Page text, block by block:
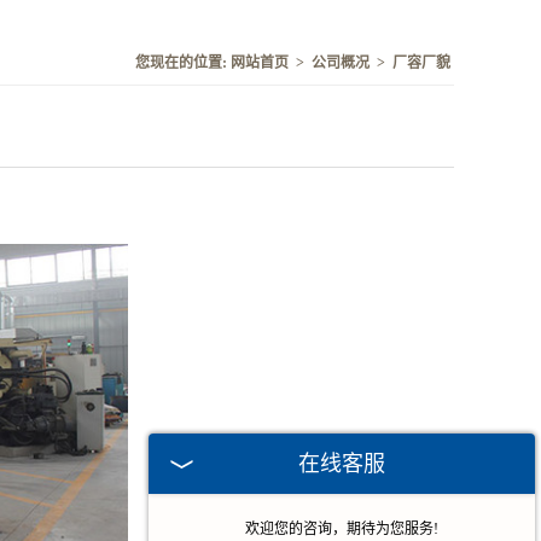
您现在的位置: 网站首页 > 公司概况 > 厂容厂貌
在线客服
欢迎您的咨询，期待为您服务!